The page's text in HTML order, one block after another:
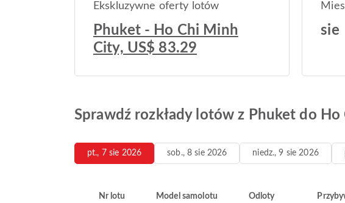
Ekskluzywne oferty lotów
Phuket - Ho Chi Minh
City, US$ 83.29
sie
Sprawdź rozkłady lotów z Phuket do
pt., 7 sie 2026 sob., 8 sie 2026 niedz., 9 sie 2026
Nr lotu Model samolotu Odloty